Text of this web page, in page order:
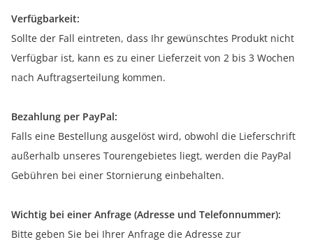
Verfügbarkeit:
Sollte der Fall eintreten, dass Ihr gewünschtes Produkt nicht
Verfügbar ist, kann es zu einer Lieferzeit von 2 bis 3 Wochen
nach Auftragserteilung kommen.
Bezahlung per PayPal:
Falls eine Bestellung ausgelöst wird, obwohl die Lieferschrift
außerhalb unseres Tourengebietes liegt, werden die PayPal
Gebühren bei einer Stornierung einbehalten.
Wichtig bei einer Anfrage (Adresse und Telefonnummer):
Bitte geben Sie bei Ihrer Anfrage die Adresse zur